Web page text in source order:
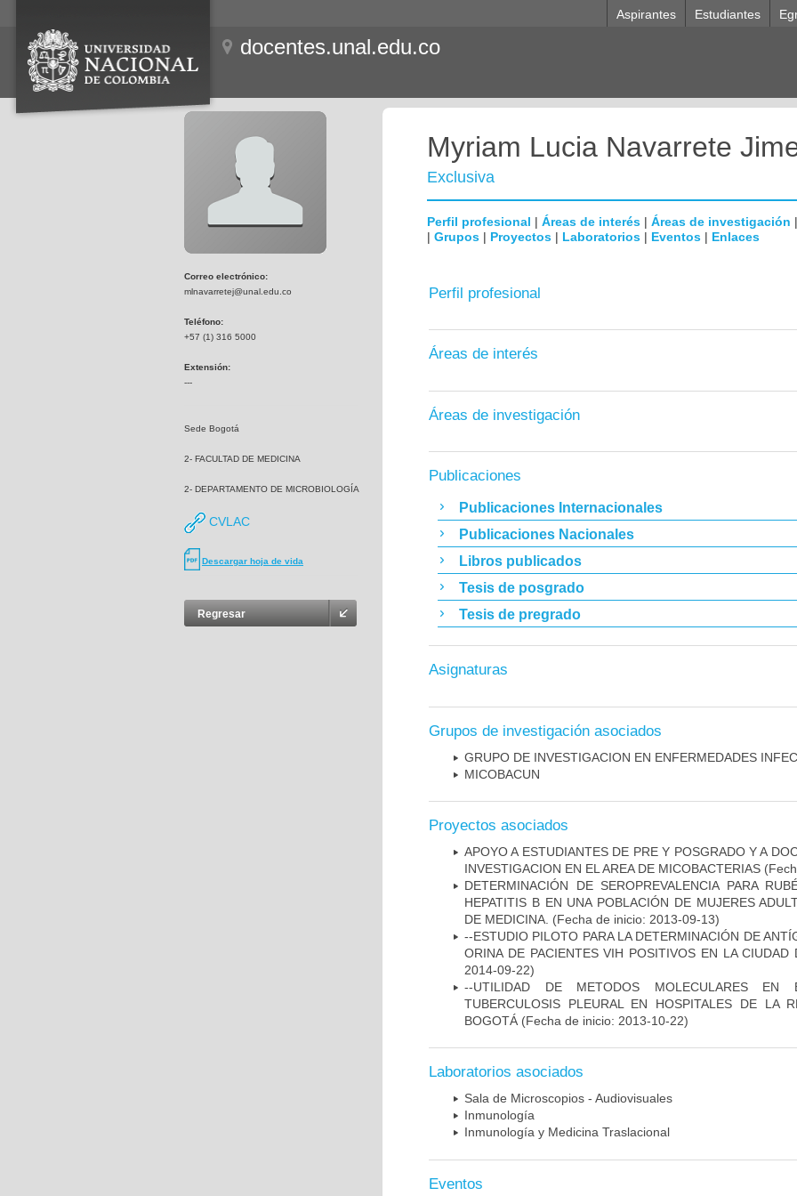
Aspirantes Estudiantes
docentes.unal.edu.co
Correo electrónico:
mlnavarretej@unal.edu.co
Teléfono:
+57 (1) 316 5000
Extensión:
---
Sede Bogotá
2- FACULTAD DE MEDICINA
2- DEPARTAMENTO DE MICROBIOLOGÍA
CVLAC
Descargar hoja de vida
Regresar
Myriam Lucia Navarrete
Exclusiva
Perfil profesional | Áreas de interés | Áreas de investigación |
| Grupos | Proyectos | Laboratorios | Eventos | Enlaces
Perfil profesional
Áreas de interés
Áreas de investigación
Publicaciones
Publicaciones Internacionales
Publicaciones Nacionales
Libros publicados
Tesis de posgrado
Tesis de pregrado
Asignaturas
Grupos de investigación asociados
GRUPO DE INVESTIGACION EN ENFERMEDADES
MICOBAC­UN
Proyectos asociados
APOYO A ESTUDIANTES DE PRE Y POSGRADO Y A
INVESTIGACION EN EL AREA DE MICOBACTERIAS
DETERMINACIÓN DE SEROPREVALENCIA PARA
HEPATITIS B EN UNA POBLACIÓN DE MUJERES
DE MEDICINA. (Fecha de inicio: 2013-09-13)
--ESTUDIO PILOTO PARA LA DETERMINACIÓN DE
ORINA DE PACIENTES VIH POSITIVOS EN LA CIUDAD
2014-09-22)
--UTILIDAD DE METODOS MOLECULARES
TUBERCULOSIS PLEURAL EN HOSPITALES DE LA
BOGOTÁ (Fecha de inicio: 2013-10-22)
Laboratorios asociados
Sala de Microscopios - Audiovisuales
Inmunología
Inmunología y Medicina Traslacional
Eventos